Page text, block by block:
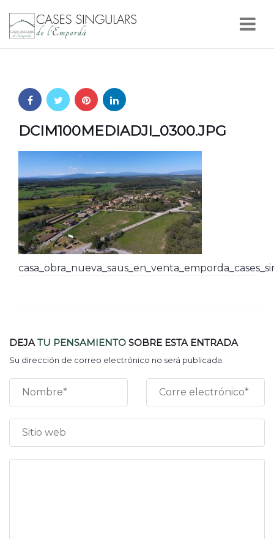
DCIM100MEDIADJI_0300.JPG
DEJATU PENSAMIENTO SOBRE ESTA ENTRADA
Su dirección de correo electrónico no será publicada.